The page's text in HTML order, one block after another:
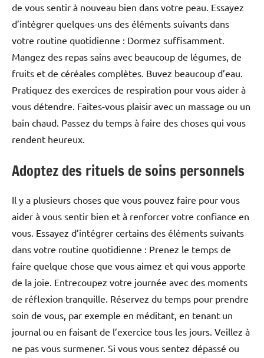
de vous sentir à nouveau bien dans votre peau. Essayez
d’intégrer quelques-uns des éléments suivants dans
votre routine quotidienne : Dormez suffisamment.
Mangez des repas sains avec beaucoup de légumes, de
fruits et de céréales complètes. Buvez beaucoup d’eau.
Pratiquez des exercices de respiration pour vous aider à
vous détendre. Faites-vous plaisir avec un massage ou un
bain chaud. Passez du temps à faire des choses qui vous
rendent heureux.
Adoptez des rituels de soins personnels
Il y a plusieurs choses que vous pouvez faire pour vous
aider à vous sentir bien et à renforcer votre confiance en
vous. Essayez d’intégrer certains des éléments suivants
dans votre routine quotidienne : Prenez le temps de
faire quelque chose que vous aimez et qui vous apporte
de la joie. Entrecoupez votre journée avec des moments
de réflexion tranquille. Réservez du temps pour prendre
soin de vous, par exemple en méditant, en tenant un
journal ou en faisant de l’exercice tous les jours. Veillez à
ne pas vous surmener. Si vous vous sentez dépassé ou